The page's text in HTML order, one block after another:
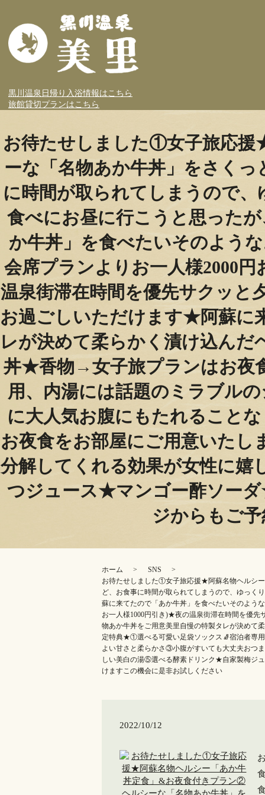
黒川温泉日帰り入浴情報はこちら
旅館貸切プランはこちら
お待たせしました①女子旅応
ーな「名物あか牛丼」をさく
に時間が取られてしまうので
食べにお昼に行こうと思った
か牛丼」を食べたい️そのよう
会席プランよりお一人様2000
温泉街滞在時間を優先️サクッと
お過ごしいただけます★阿蘇に
レが決めて柔らかく漬け込ん
丼★香物→女子旅プランはお夜
用、内湯には話題のミラブル
に大人気️お腹にもたれること
お夜食をお部屋にご用意いた
分解してくれる効果が女性に
つジュース★マンゴー酢ソー
ジからもご
ホーム
SNS
お待たせしました①女子旅応援★阿蘇名物ヘルシ
ど、お食事に時間が取られてしまうので、ゆっく
蘇に来てたので「あか牛丼」を食べたい️そのよう
お一人様1000円引き)★夜の温泉街滞在時間を優
物あか牛丼をご用意美里自慢の特製タレが決め
定特典★①選べる可愛い足袋ソックス🧦宿泊者専
よい甘さと柔らかさ③小腹がすいても大丈夫おつ
しい美白の湯️⑤選べる酵素ドリンク★自家製梅ジ
けますこの機会に是非お試しください
2022/10/12